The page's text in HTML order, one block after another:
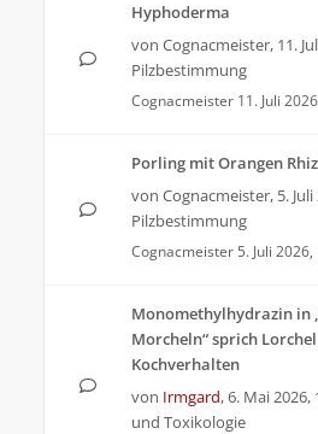
Hyphoderma
von Cognacmeister, 11.
Pilzbestimmung
Cognacmeister 11. Juli
Porling mit Orangen
von Cognacmeister, 5.
Pilzbestimmung
Cognacmeister 5. Juli
Monomethylhydrazin in
Morcheln“ sprich
Kochverhalten
von Irmgard,6. Mai 2026,
und Toxikologie